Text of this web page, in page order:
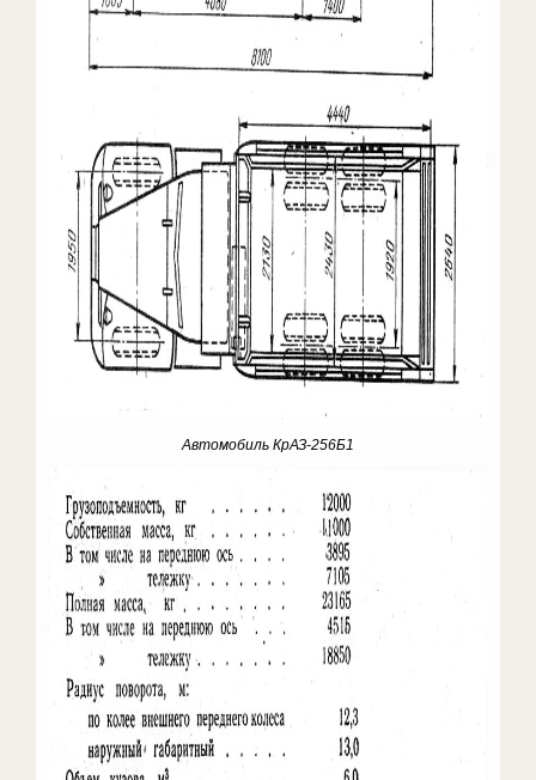
Автомобиль КрАЗ-256Б1